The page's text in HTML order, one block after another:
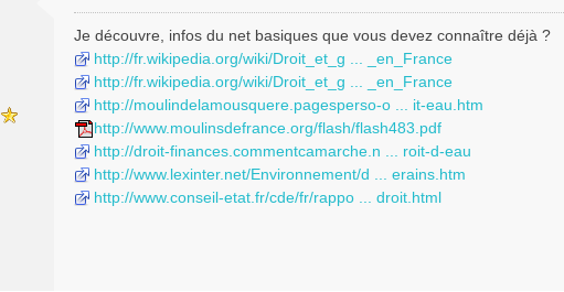
s
s
a
g
e
n
o
n
l
Je découvre, infos du net basiques que vous devez connaître déjà ?
http://fr.wikipedia.org/wiki/Droit_et_g ... _en_France
http://fr.wikipedia.org/wiki/Droit_et_g ... _en_France
http://moulindelamousquere.pagesperso-o ... it-eau.htm
http://www.moulinsdefrance.org/flash/flash483.pdf
http://droit-finances.commentcamarche.n ... roit-d-eau
http://www.lexinter.net/Environnement/d ... erains.htm
http://www.conseil-etat.fr/cde/fr/rappo ... droit.html